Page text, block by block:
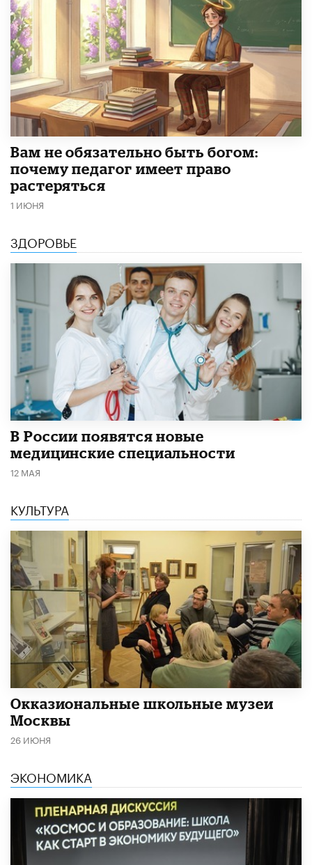
​Вам не обязательно быть богом:
почему педагог имеет право
растеряться
1 ИЮНЯ
ЗДОРОВЬЕ
В России появятся новые
медицинские специальности
12 МАЯ
КУЛЬТУРА
​Окказиональные школьные музеи
Москвы
26 ИЮНЯ
ЭКОНОМИКА